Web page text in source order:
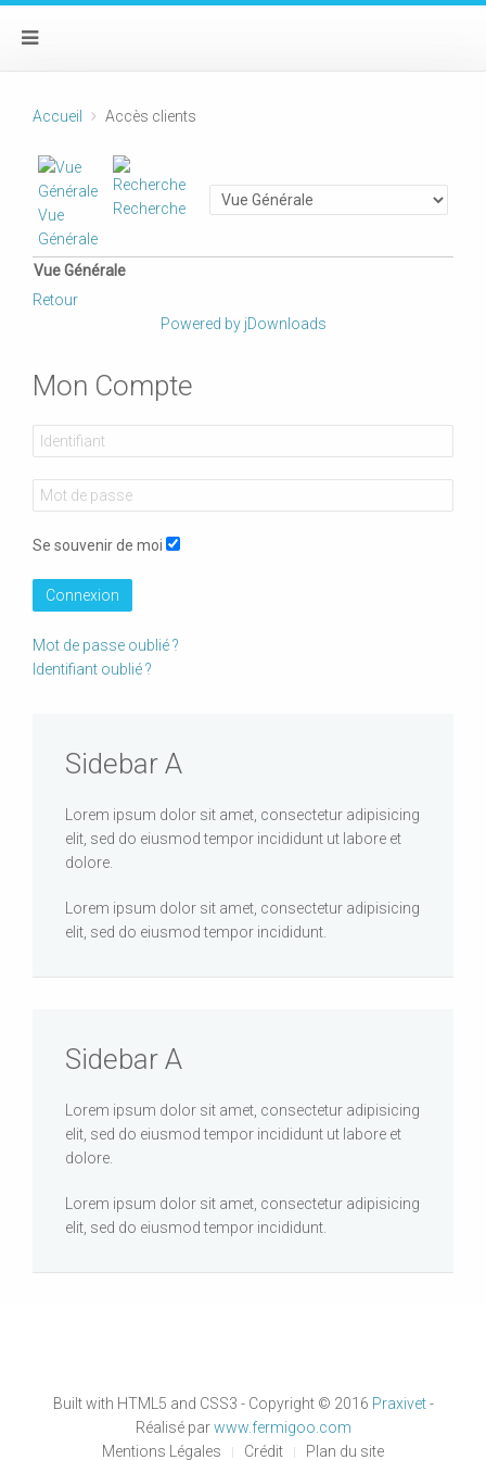
Accueil Accès clients
Vue
Générale
Recherche
Vue Générale
Retour
Powered by jDownloads
Mon Compte
Se souvenir de moi
Connexion
Mot de passe oublié ?
Identifiant oublié ?
Sidebar A
Lorem ipsum dolor sit amet, consectetur adipisicing
elit, sed do eiusmod tempor incididunt ut labore et
dolore.
Lorem ipsum dolor sit amet, consectetur adipisicing
elit, sed do eiusmod tempor incididunt.
Sidebar A
Lorem ipsum dolor sit amet, consectetur adipisicing
elit, sed do eiusmod tempor incididunt ut labore et
dolore.
Lorem ipsum dolor sit amet, consectetur adipisicing
elit, sed do eiusmod tempor incididunt.
Built with HTML5 and CSS3 - Copyright © 2016 Praxivet-
Réalisé parwww.fermigoo.com
Mentions Légales
Crédit Plan du site